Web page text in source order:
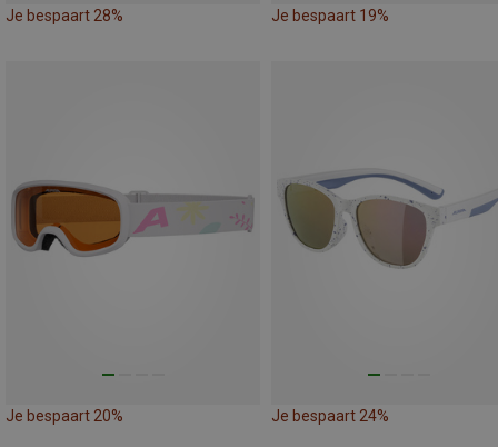
Je bespaart 28% Je bespaart 19%
Je bespaart 20% Je bespaart 24%